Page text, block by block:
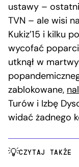
ustawy –
TVN – ale wisi
Kukiz’15 i kilku
wycofać
utknął w
zablokowane,
Turów i Izbę
widać żadnego
CZYTAJ TAKŻE